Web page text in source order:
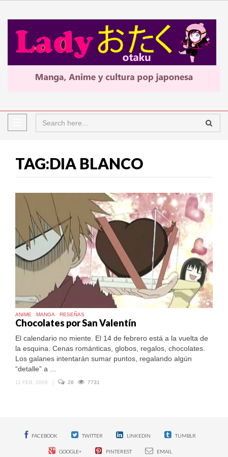
TAG:DIA BLANCO
ANIME MANGA RESEÑAS
Chocolates por San Valentín
El calendario no miente. El 14 de febrero está a la vuelta de
la esquina. Cenas románticas, globos, regalos, chocolates.
Los galanes intentarán sumar puntos, regalando algún
“detalle” a ...
11 FEB, 2009 | 28 7731
FACEBOOK TWITTER LINKEDIN TUMBLR
GOOGLE+ PINTEREST EMAIL